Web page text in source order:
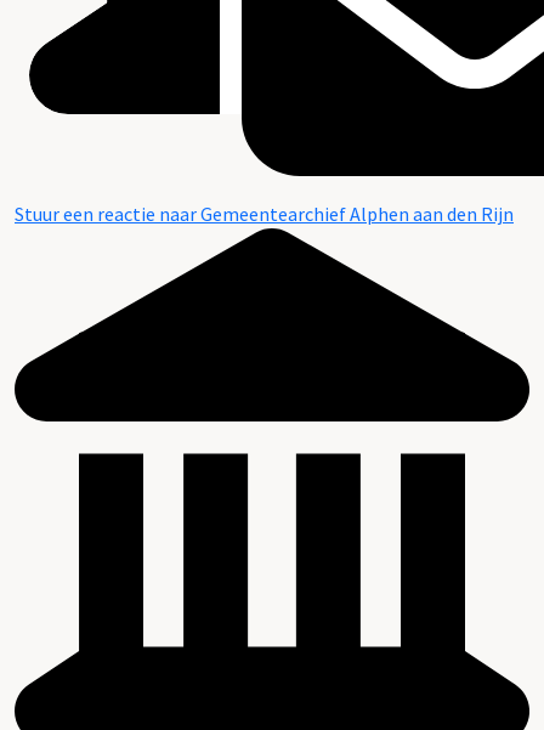
Stuur een reactie naar Gemeentearchief Alphen aan den Rijn